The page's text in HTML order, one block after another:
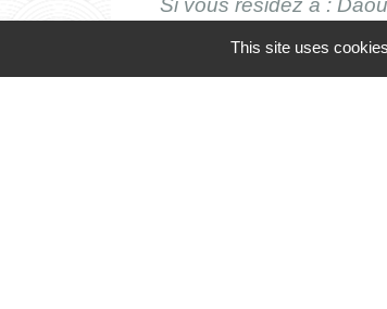
Si vous résidez à :
This site uses